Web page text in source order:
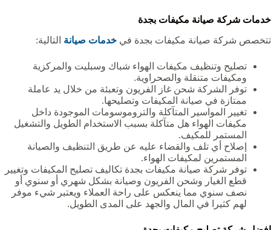
خدمات شركة صيانة مكيفات بجدة
تتخصص شركة صيانة مكيفات بجدة في خدمات صيانة التالية:
تصليح وتنظيف مكيفات الهواء شباك وسبليت والمركزية
ومكيفات متنقلة والصحراوية.
توفر الشركة شحن غاز الفريون وتعبئة من خلال يد عاملة
ممتازة في صيانة المكيفات وتصليحها.
تغيير المواسير المتآكلة والتروموسومات الموجودة داخل
مكيفات الهواء هل متآكلة بسبب الاستخدام الطويل والتشغيل
المستمر للمكيف.
إصلاح أي تلف والقضاء عليه عن طريق التنظيف والصيانة
المستمرين لمكيفات الهواء.
توفر شركة صيانة مكيفات بجدة تكاليف تصليح المكيفات وتغيير
قطع الغيار وشحن الفريون وصيانة بشكل شهري أو سنوي أو
نصف سنوي مما ينعكس على راحة العملاء ويعتبر شيء موفر
لهم كثيرا في المال والجهد على المدى الطويل.